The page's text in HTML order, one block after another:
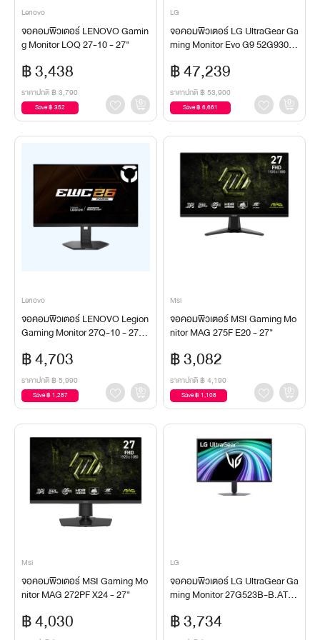
Lenovo
จอคอมพิวเตอร์ LENOVO Gamin
g Monitor LOQ 27-10 - 27"
฿ 3,438
ราคาปกติ ฿ 3,790
Save ฿ 352
LG
จอคอมพิวเตอร์ LG UltraGear Ga
ming Monitor Evo G9 52G930B
฿ 47,239
ราคาปกติ ฿ 53,900
Save ฿ 6,661
Lenovo
จอคอมพิวเตอร์ LENOVO Legion
Gaming Monitor 27Q-10 - 27"/
฿ 4,703
ราคาปกติ ฿ 5,990
Save ฿ 1,287
Msi
จอคอมพิวเตอร์ MSI Gaming Mo
nitor MAG 275F E20 - 27"
฿ 3,082
ราคาปกติ ฿ 4,190
Save ฿ 1,108
Msi
จอคอมพิวเตอร์ MSI Gaming Mo
nitor MAG 272PF X24 - 27"
฿ 4,030
LG
จอคอมพิวเตอร์ LG UltraGear Ga
ming Monitor 27G523B-B.ATM
฿ 3,734